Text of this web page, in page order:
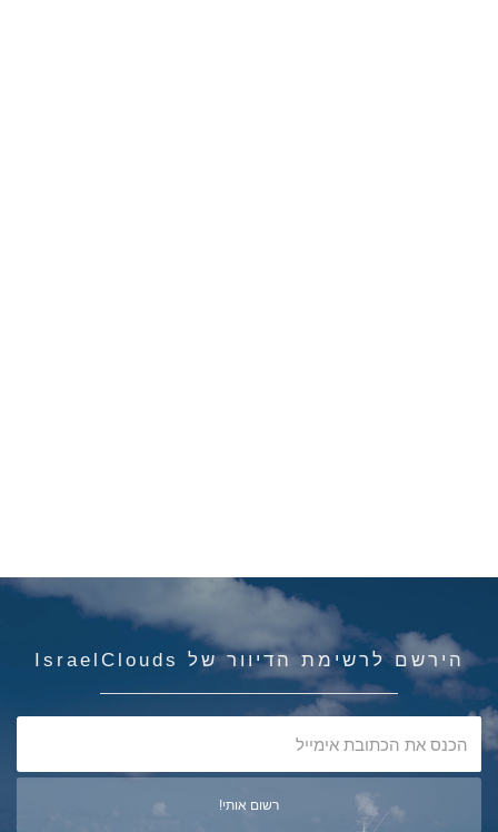
הירשם לרשימת הדיוור של IsraelClouds